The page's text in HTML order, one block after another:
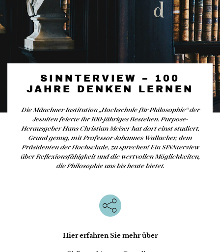
SINNTERVIEW – 100
JAHRE DENKEN LERNEN
Die Münchner Institution „Hochschule für Philosophie“ der
Jesuiten feierte ihr 100-jähriges Bestehen. Purpose-
Herausgeber Hans Christian Meiser hat dort einst studiert.
Grund genug, mit Professor Johannes Wallacher, dem
Präsidenten der Hochschule, zu sprechen! Ein SINNterview
über Reflexionsfähigkeit und die wertvollen Möglichkeiten,
die Philosophie uns bis heute bietet.
Hier erfahren Sie mehr über